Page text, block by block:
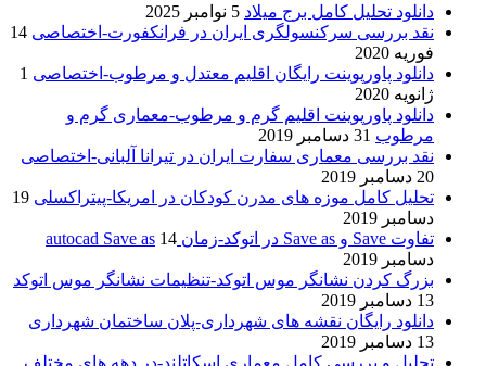
دانلود تحلیل کامل برج میلاد 5 نوامبر 2025
نقد بررسی سرکنسولگری ایران در فرانکفورت-اختصاصی 14
فوریه 2020
دانلود پاورپوینت رایگان اقلیم معتدل و مرطوب-اختصاصی 1
ژانویه 2020
دانلود پاورپوینت اقلیم گرم و مرطوب-معماری گرم و
مرطوب 31 دسامبر 2019
نقد بررسی معماری سفارت ایران در تیرانا آلبانی-اختصاصی
20 دسامبر 2019
تحلیل کامل موزه های مدرن کودکان در امریکا-پیتراکسلی 19
دسامبر 2019
تفاوت Save و Save as در اتوکد-زمان autocad Save as
14
دسامبر 2019
بزرگ کردن نشانگر موس اتوکد-تنظیمات نشانگر موس اتوکد
13 دسامبر 2019
دانلود رایگان نقشه های شهرداری-پلان ساختمان شهرداری
13 دسامبر 2019
تحلیل و بررسی کامل معماری اسکاتلند-در دهه های مختلف